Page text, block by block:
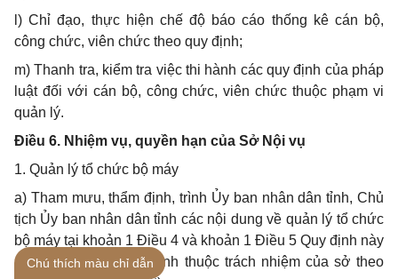
l) Chỉ đạo, thực hiện chế độ báo cáo thống kê cán bộ,
công chức, viên chức theo quy định;
m) Thanh tra, kiểm tra việc thi hành các quy định của pháp
luật đối với cán bộ, công chức, viên chức thuộc phạm vi
quản lý.
Điều 6. Nhiệm vụ, quyền hạn của Sở Nội vụ
1. Quản lý tổ chức bộ máy
a) Tham mưu, thẩm định, trình Ủy ban nhân dân tỉnh, Chủ
tịch Ủy ban nhân dân tỉnh các nội dung về quản lý tổ chức
bộ máy tại khoản 1 Điều 4 và khoản 1 Điều 5 Quy định này
(trừ những nội dung trình thuộc trách nhiệm của sở theo
Chú thích màu chỉ dẫn